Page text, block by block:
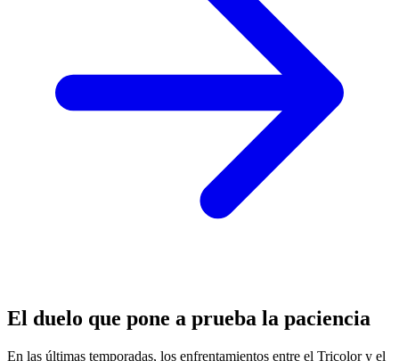
El duelo que pone a prueba la paciencia
En las últimas temporadas, los enfrentamientos entre el Tricolor y el